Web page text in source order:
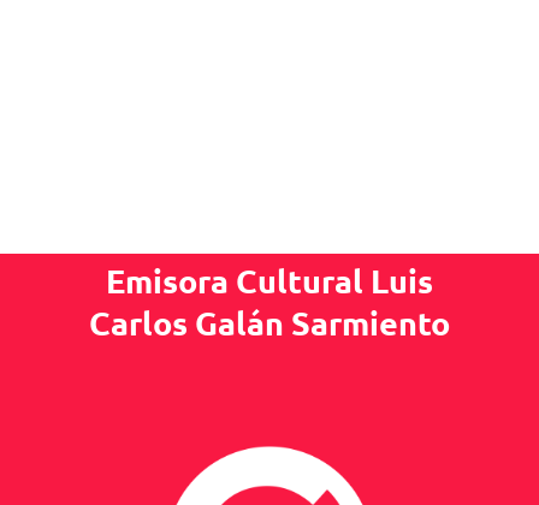
Emisora Cultural Luis
Carlos Galán Sarmiento